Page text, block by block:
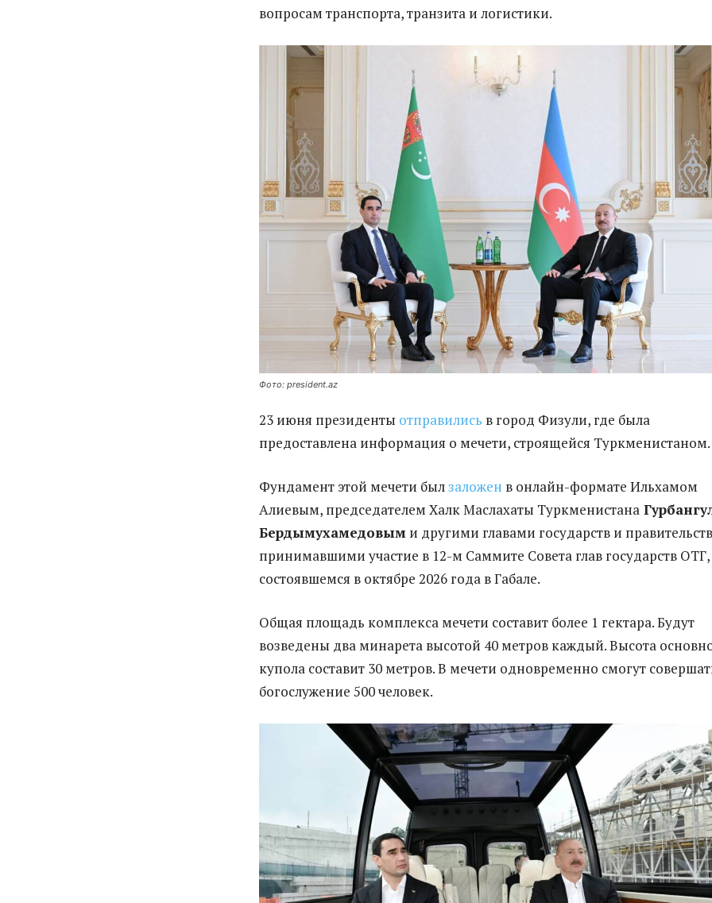
вопросам транспорта, транзита и логистики.
Фото: president.az
23 июня президенты отправились в город Физули, где была
предоставлена информация о мечети, строящейся Туркменистаном.
Фундамент этой мечети былзаложен в онлайн-формате Ильхамом
Алиевым, председателем Халк Маслахаты Туркменистана
Бердымухамедовым и другими главами государств и
принимавшими участие в 12-м Саммите Совета глав государств ОТГ,
состоявшемся в октябре 2026 года в Габале.
Общая площадь комплекса мечети составит более 1 гектара. Будут
возведены два минарета высотой 40 метров каждый. Высота
купола составит 30 метров. В мечети одновременно смогут
богослужение 500 человек.